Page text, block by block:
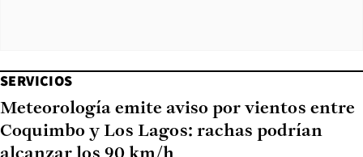
SERVICIOS
Meteorología emite aviso por vientos entre
Coquimbo y Los Lagos: rachas podrían